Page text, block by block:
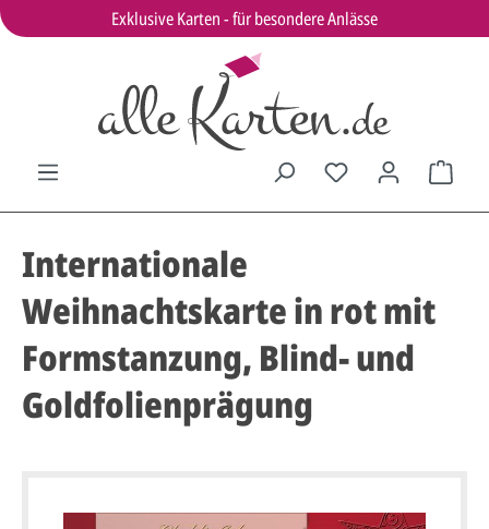
Exklusive Karten - für besondere Anlässe
Internationale
Weihnachtskarte in rot mit
Formstanzung, Blind- und
Goldfolienprägung